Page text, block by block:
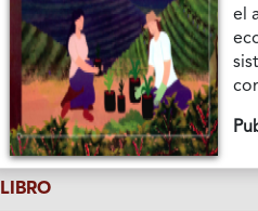
el
LIBRO